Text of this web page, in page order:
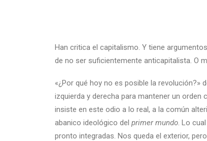
Han critica el capitalismo. Y tiene
de no ser suficientemente anticapitalista. O
«¿Por qué hoy no es posible la revolución?»
izquierda y derecha para mantener un
insiste en este odio a lo real, a la común
abanico ideológico del primer mundo. Lo
pronto integradas. Nos queda el exterior,